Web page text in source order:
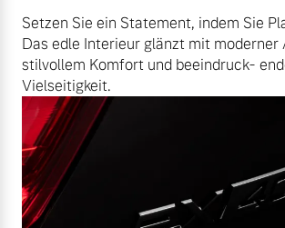
Setzen Sie ein Statement, indem Sie
Das edle Interieur glänzt mit moderner
stilvollem Komfort und beeindruck-
Vielseitigkeit.